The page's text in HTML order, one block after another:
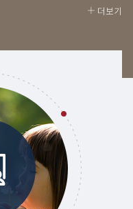
더보기